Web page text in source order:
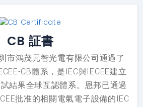
CB 証書
市鴻茂元智光電有限公司通過了
CB體系，是IEC與IECEE建立
結果全球互認體系。恩邦已通過
批准的相關電氣電子設備的IEC